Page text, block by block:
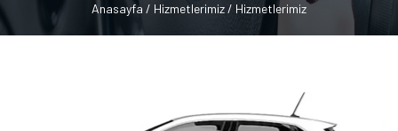
Anasayfa / Hizmetlerimiz / Hizmetlerimiz